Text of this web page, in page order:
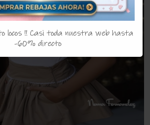
locos !! Casi toda nuestra web hasta
-60% directo